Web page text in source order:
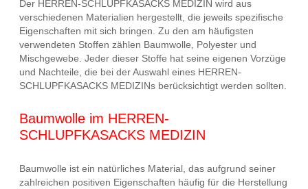
Der HERREN-SCHLUPFKASACKS MEDIZIN wird aus
verschiedenen Materialien hergestellt, die jeweils spezifische
Eigenschaften mit sich bringen. Zu den am häufigsten
verwendeten Stoffen zählen Baumwolle, Polyester und
Mischgewebe. Jeder dieser Stoffe hat seine eigenen Vorzüge
und Nachteile, die bei der Auswahl eines HERREN-
SCHLUPFKASACKS MEDIZINs berücksichtigt werden sollten.
Baumwolle im HERREN-
SCHLUPFKASACKS MEDIZIN
Baumwolle ist ein natürliches Material, das aufgrund seiner
zahlreichen positiven Eigenschaften häufig für die Herstellung